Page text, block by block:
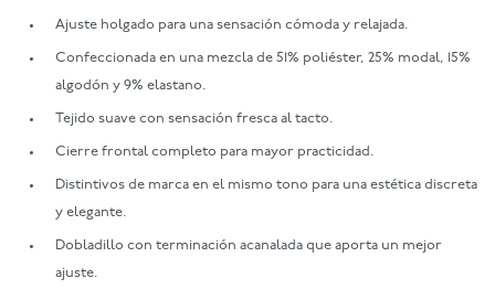
Ajuste holgado para una sensación cómoda y relajada.
Confeccionada en una mezcla de 51% poliéster, 25% modal, 15%
algodón y 9% elastano.
Tejido suave con sensación fresca al tacto.
Cierre frontal completo para mayor practicidad.
Distintivos de marca en el mismo tono para una estética discreta
y elegante.
Dobladillo con terminación acanalada que aporta un mejor
ajuste.